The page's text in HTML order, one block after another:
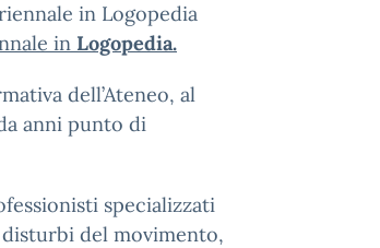
in Logopedia
in Logopedia.
dell’Ateneo, al
anni punto di
specializzati
del movimento,